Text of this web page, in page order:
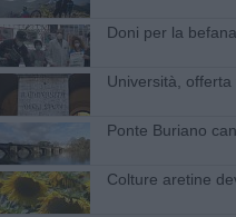
Doni per la
Università,
Ponte Buriano
Colture aretine